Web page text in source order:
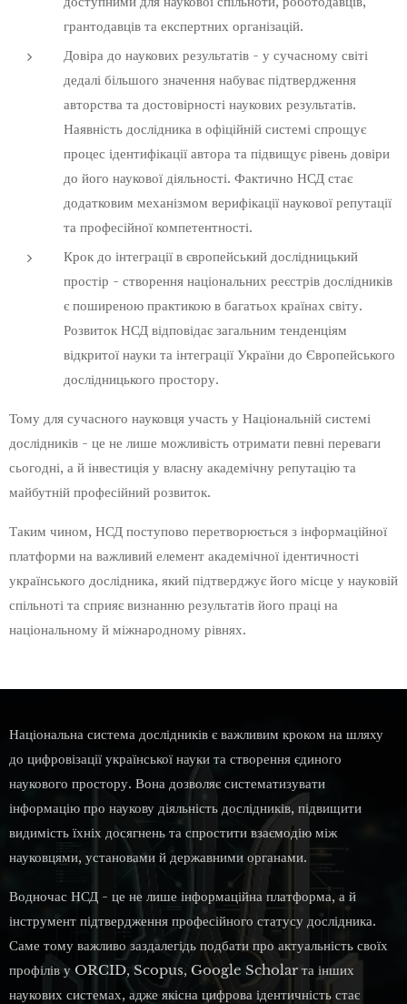
грантодавців та експертних організацій.
Довіра до наукових результатів - у сучасному світі
дедалі більшого значення набуває підтвердження
авторства та достовірності наукових результатів.
Наявність дослідника в офіційній системі спрощує
процес ідентифікації автора та підвищує рівень довіри
до його наукової діяльності. Фактично НСД стає
додатковим механізмом верифікації наукової репутації
та професійної компетентності.
Крок до інтеграції в європейський дослідницький
простір - створення національних реєстрів дослідників
є поширеною практикою в багатьох країнах світу.
Розвиток НСД відповідає загальним тенденціям
відкритої науки та інтеграції України до Європейського
дослідницького простору.
Тому для сучасного науковця участь у Національній системі
дослідників - це не лише можливість отримати певні переваги
сьогодні, а й інвестиція у власну академічну репутацію та
майбутній професійний розвиток.
Таким чином, НСД поступово перетворюється з інформаційної
платформи на важливий елемент академічної ідентичності
українського дослідника, який підтверджує його місце у науковій
спільноті та сприяє визнанню результатів його праці на
національному й міжнародному рівнях.
Національна система дослідників є важливим кроком на шляху
до цифровізації української науки та створення єдиного
наукового простору. Вона дозволяє систематизувати
інформацію про наукову діяльність дослідників, підвищити
видимість їхніх досягнень та спростити взаємодію між
науковцями, установами й державними органами.
Водночас НСД - це не лише інформаційна платформа, а й
інструмент підтвердження професійного статусу дослідника.
Саме тому важливо заздалегідь подбати про актуальність своїх
профілів у ORCID, Scopus, Google Scholar та інших
наукових системах, адже якісна цифрова ідентичність стає